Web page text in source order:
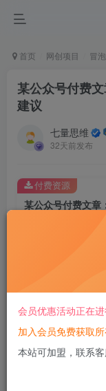
首页 网创项目 冒
某公众号付费
建议
七量思维
32天前发布
某公众号付费文章
付费资源
会员优惠活动正在进
加入会员免费获取所
本站可加盟，联系